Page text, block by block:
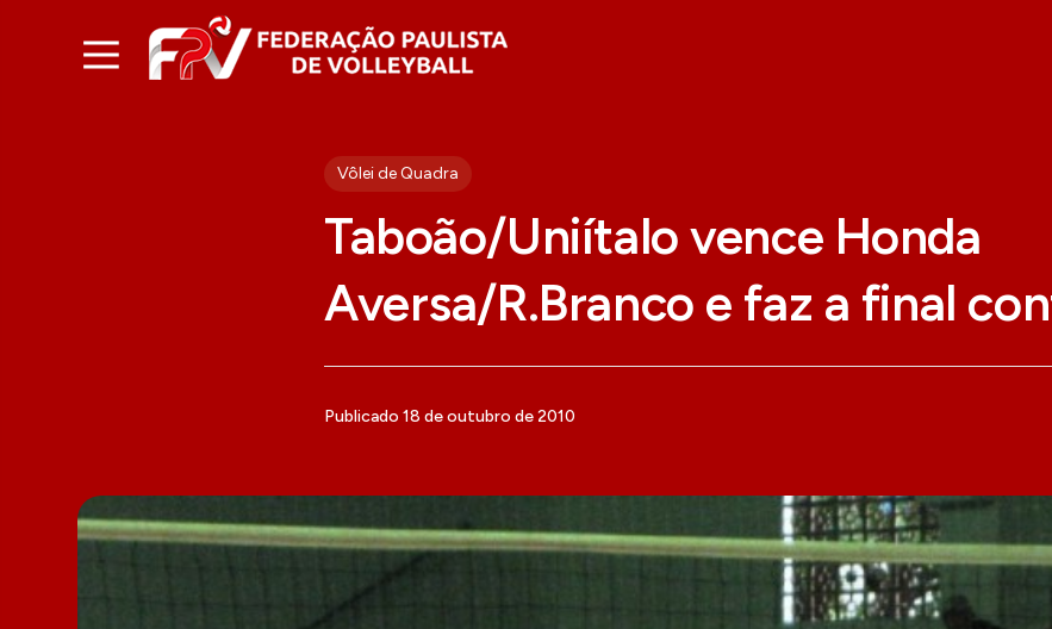
Vôlei de Quadra
Taboão/Uniítalo vence Honda
Aversa/R.Branco e faz a final
Publicado 18 de outubro de 2010